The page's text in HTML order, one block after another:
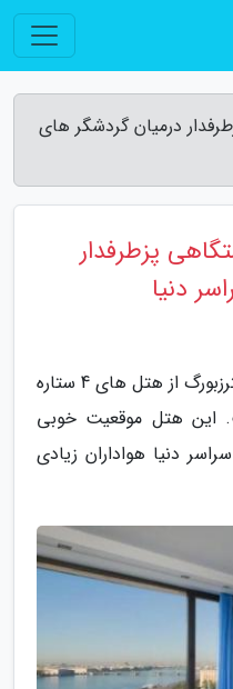
درمیان گردشگر های
پزطرفدار
دنیا
به گزارش هیو بلاگ، هتل سن پترزبورگ از هتل های 4 ستاره
این هتل موقعیت خوبی
دنیا هواداران زیادی